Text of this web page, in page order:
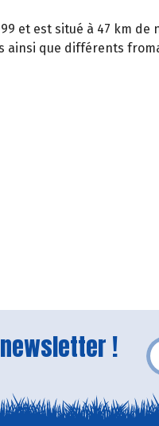
et est situé à 47 km de
que différents
!